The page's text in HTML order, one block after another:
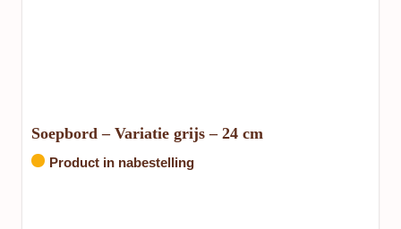
Soepbord – Variatie grijs – 24 cm
Product in nabestelling